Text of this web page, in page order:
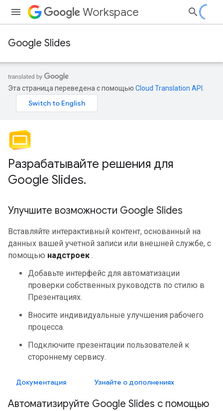
Workspace
Google Slides
Эта страница переведена с помощью Cloud Translation API
Разрабатывайте решения для
Google Slides.
Улучшите возможности Google Slides
Вставляйте интерактивный контент, основанный на
данных вашей учетной записи или внешней службе, с
помощью надстроек .
Добавьте интерфейс для автоматизации
проверки собственных руководств по стилю в
Презентациях.
Вносите индивидуальные улучшения рабочего
процесса.
Подключите презентации пользователей к
стороннему сервису.
Документация Узнайте о дополнениях
Автоматизируйте Google Slides с помощью